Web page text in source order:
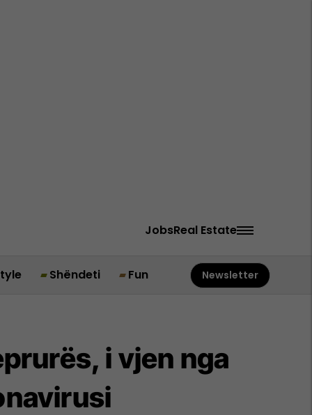
JobsReal Estate
Shëndeti Fun Newsletter
i vjen nga